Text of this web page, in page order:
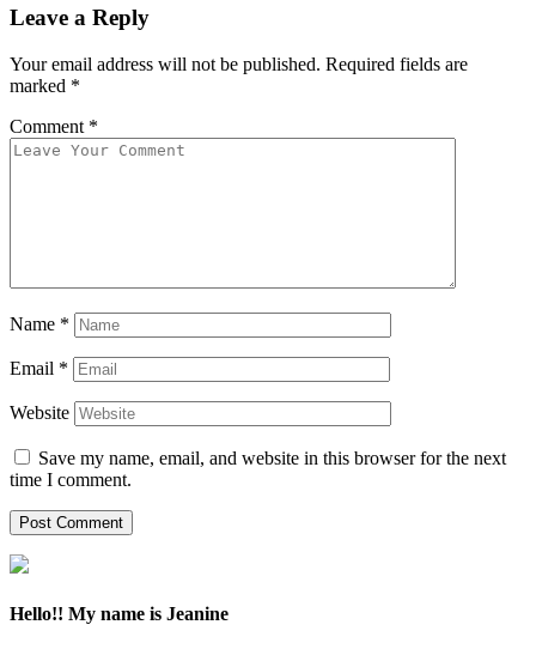
Leave a Reply
Your email address will not be published. Required fields are
marked *
Comment *
Name *
Email *
Website
Save my name, email, and website in this browser for the next
time I comment.
Hello!! My name is Jeanine